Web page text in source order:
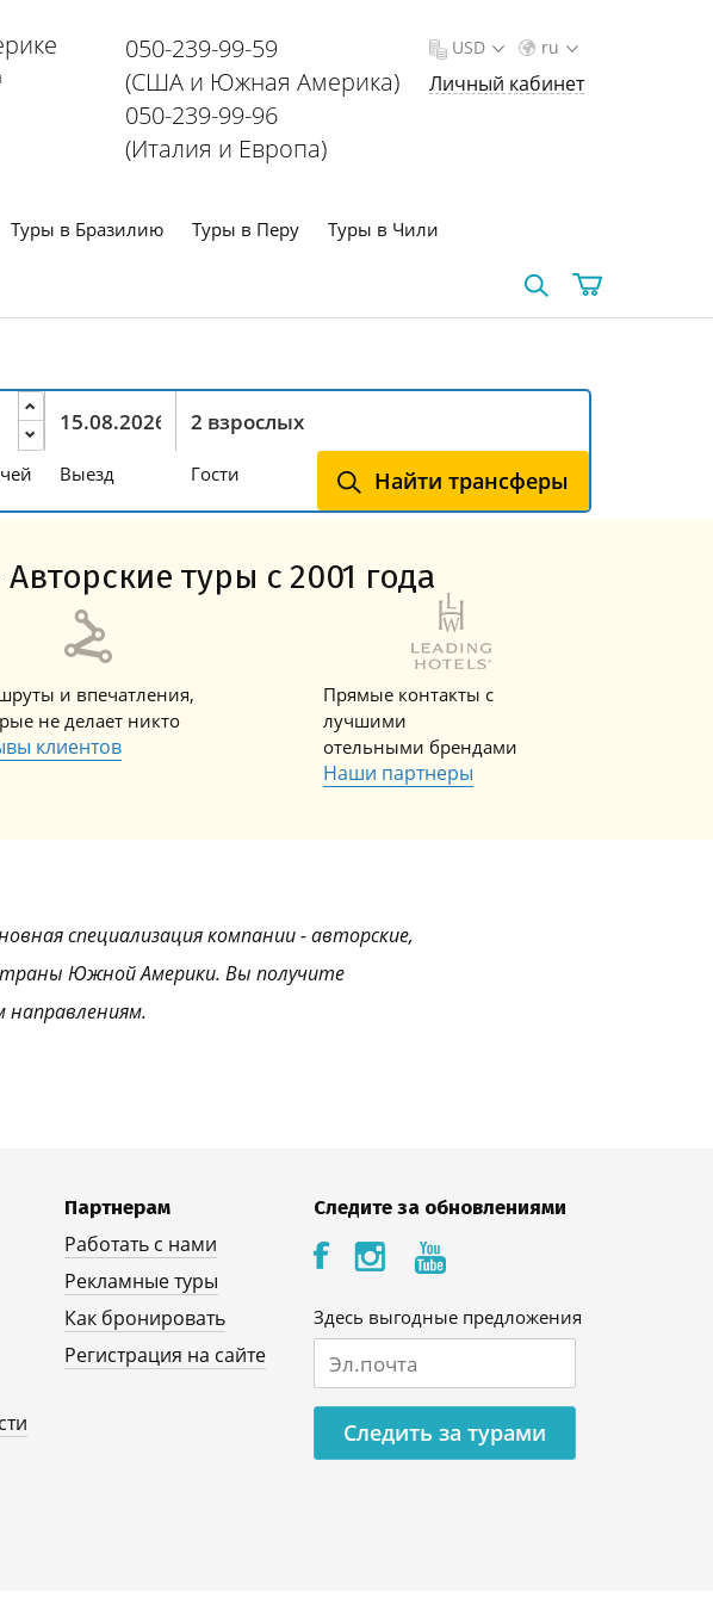
050-239-99-59
(США и Южная Америка)
050-239-99-96
(Италия и Европа)
ru
USD
Личный кабинет
Туры в Бразилию Туры в Перу Туры в Чили
Найти трансферы
Выезд Гости
туры с 2001 года
и впечатления,
не делает никто
клиентов
Прямые контакты с
лучшими
отельными брендами
Наши партнеры
специализация компании - авторские,
Южной Америки. Вы получите
Партнерам
Работать с нами
Рекламные туры
Как бронировать
Регистрация на сайте
Следите за обновлениями
Здесь выгодные предложения
Следить за турами